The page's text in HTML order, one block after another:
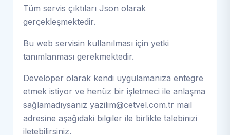
Tüm servis çıktıları Json olarak
gerçekleşmektedir.
Bu web servisin kullanılması için yetki
tanımlanması gerekmektedir.
Developer olarak kendi uygulamanıza entegre
etmek istiyor ve henüz bir işletmeci ile anlaşma
sağlamadıysanız yazilim@cetvel.com.tr mail
adresine aşağıdaki bilgiler ile birlikte talebinizi
iletebilirsiniz.